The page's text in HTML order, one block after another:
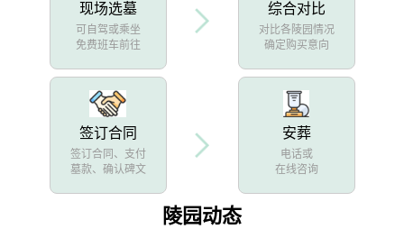
现场选墓
可自驾或乘坐
免费班车前往
综合对比
对比各陵园情况
确定购买意向
签订合同
签订合同、支付
墓款、确认碑文
安葬
电话或
在线咨询
陵园动态